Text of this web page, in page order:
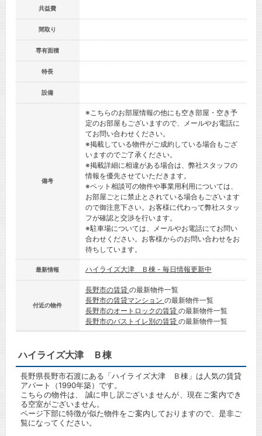
共益費
間取り
専有面積
特長
設備
備考
※こちらのお部屋情報の他にも空き部屋・空き予
定のお部屋もございますので、メールやお電話に
てお問い合わせください。
※掲載している物件がご成約している場合もござ
いますのでご了承ください。
※掲載詳細に相違がある場合は、弊社スタッフの
情報を優先させていただきます。
※ペット相談可の物件や事業用利用については、
お部屋ごとに禁止とされている場合もございます
ので御注意下さい。お客様に代わって弊社スタッ
フが確認と交渉を行います。
※駐車場については、メールやお電話にてお問い
合わせください。お客様からのお問い合わせをお
待ちしています。
最新情報 ハイライズ大津 Ｂ棟 - 毎日情報更新中
付近の物件
長野市の賃貸 の最新物件一覧
長野市の賃貸マンション の最新物件一覧
長野市のオートロックの賃貸 の最新物件一覧
長野市のバストイレ別の賃貸 の最新物件一覧
ハイライズ大津 Ｂ棟
長野県長野市石渡にある「ハイライズ大津 Ｂ棟」は人気の賃貸
アパート（1990年築）です。
こちらの物件は、 誠に申し訳ございませんが、現在ご案内でき
る空室がございません。
ページ下部に特徴が似た物件をご案内しておりますので、是非ご
覧になってください。